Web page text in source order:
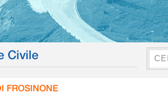
Civile
FROSINONE